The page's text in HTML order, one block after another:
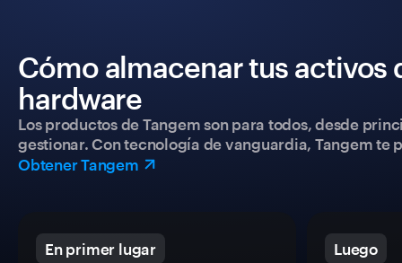
Cómo almacenar tus activos
hardware
Los productos de Tangem son para todos, desde
gestionar. Con tecnología de vanguardia, Tangem
Obtener Tangem
En primer lugar Luego